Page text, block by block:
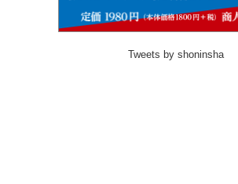
Tweets by shoninsha